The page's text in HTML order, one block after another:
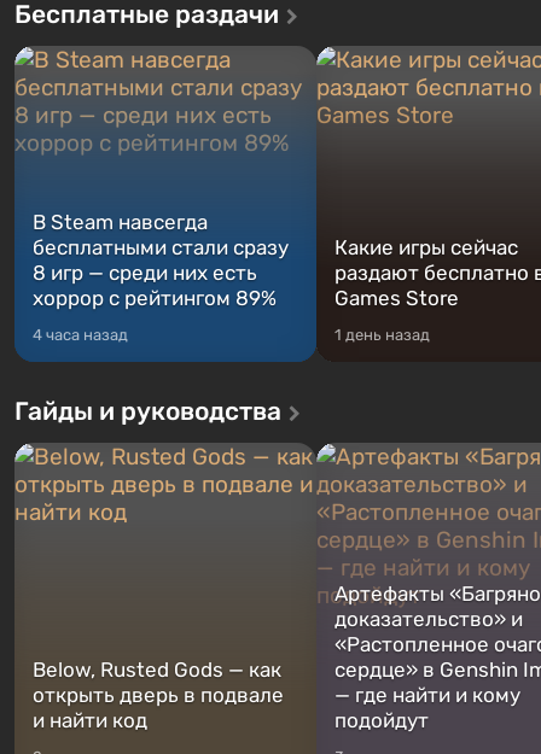
Бесплатные раздачи
В Steam навсегда
бесплатными стали сразу
8 игр — среди них есть
хоррор с рейтингом 89%
4 часа назад
Какие игры сейчас
раздают бесплатно
Games Store
1 день назад
Гайды и руководства
Below, Rusted Gods — как
открыть дверь в подвале
и найти код
Артефакты
доказательство» и
«Растопленное
сердце» в Genshin
— где найти и кому
подойдут